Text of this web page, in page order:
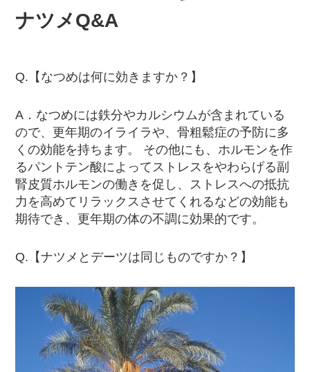
ナツメQ&A
Q.【なつめは何に効きますか？】
A．なつめには鉄分やカルシウムが含まれている
ので、更年期のイライラや、骨粗鬆症の予防に多
くの効能を持ちます。 その他にも、ホルモンを作
るパントテン酸によってストレスをやわらげる副
腎皮質ホルモンの働きを促し、ストレスへの抵抗
力を高めてリラックスさせてくれるなどの効能も
期待でき、更年期の体の不調に効果的です。
Q.【ナツメとデーツは同じものですか？】